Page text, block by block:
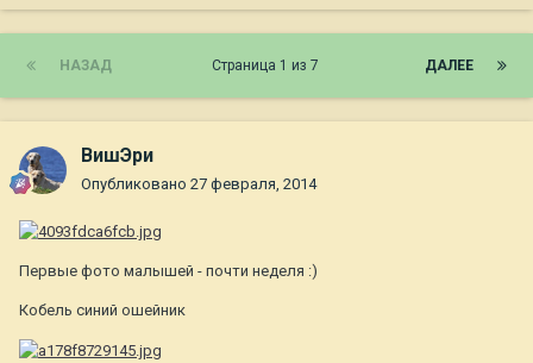
НАЗАД ДАЛЕЕ
Страница 1 из 7
ВишЭри
Опубликовано 27 февраля, 2014
Первые фото малышей - почти неделя :)
Кобель синий ошейник